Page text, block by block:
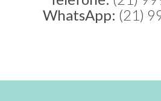
WhatsApp: (21)